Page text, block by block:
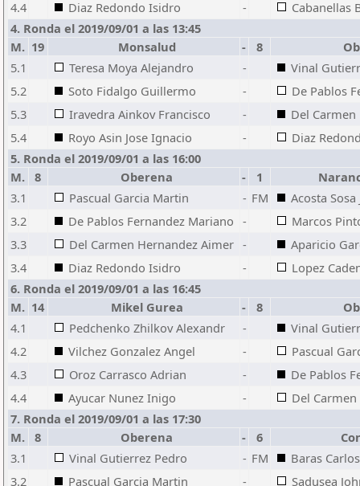
4.4
Diaz Redondo Isidro -
Cabanellas
4. Ronda el 2019/09/01 a las 13:45
M. 19 Monsalud - 8
5.1
Teresa Moya Alejandro -
Vinal
5.2
Soto Fidalgo Guillermo -
De Pablos
5.3
Iravedra Ainkov Francisco -
Del
5.4
Royo Asin Jose Ignacio -
Diaz
5. Ronda el 2019/09/01 a las 16:00
M.
8 Oberena - 1
3.1
Pascual Garcia Martin - FM
Acosta
3.2
De Pablos Fernandez Mariano -
Marcos
3.3
Del Carmen Hernandez Aimer -
Aparicio
3.4
Diaz Redondo Isidro -
Lopez
6. Ronda el 2019/09/01 a las 16:45
M. 14 Mikel Gurea - 8
4.1
Pedchenko Zhilkov Alexandr -
Vinal
4.2
Vilchez Gonzalez Angel -
Pascual
4.3
Oroz Carrasco Adrian -
De Pablos
4.4
Ayucar Nunez Inigo -
Del
7. Ronda el 2019/09/01 a las 17:30
M.
8 Oberena - 6
3.1
Vinal Gutierrez Pedro - FM
Baras Carlos
3.2
Pascual Garcia Martin - Sadusea